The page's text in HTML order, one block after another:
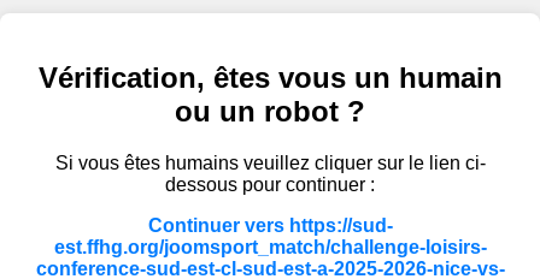
Vérification, êtes vous un humain
ou un robot ?
Si vous êtes humains veuillez cliquer sur le lien ci-
dessous pour continuer :
Continuer vers https://sud-
est.ffhg.org/joomsport_match/challenge-loisirs-
conference-sud-est-cl-sud-est-a-2025-2026-nice-vs-